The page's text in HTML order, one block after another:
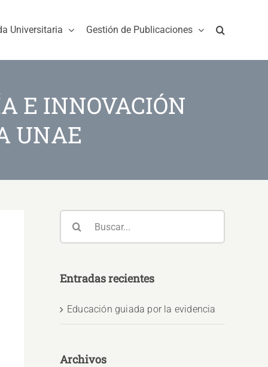
Universitaria Gestión de Publicaciones
E INNOVACIÓN
UNAE
Entradas recientes
Educación guiada por la evidencia
Archivos